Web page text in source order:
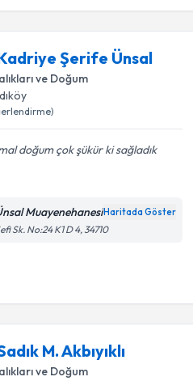
Şerife Ünsal
ve Doğum
doğum çok şükür ki sağladık
MuayenehanesiHaritada Göster
Sk. No:24 K1 D 4, 34710
M. Akbıyıklı
ve Doğum